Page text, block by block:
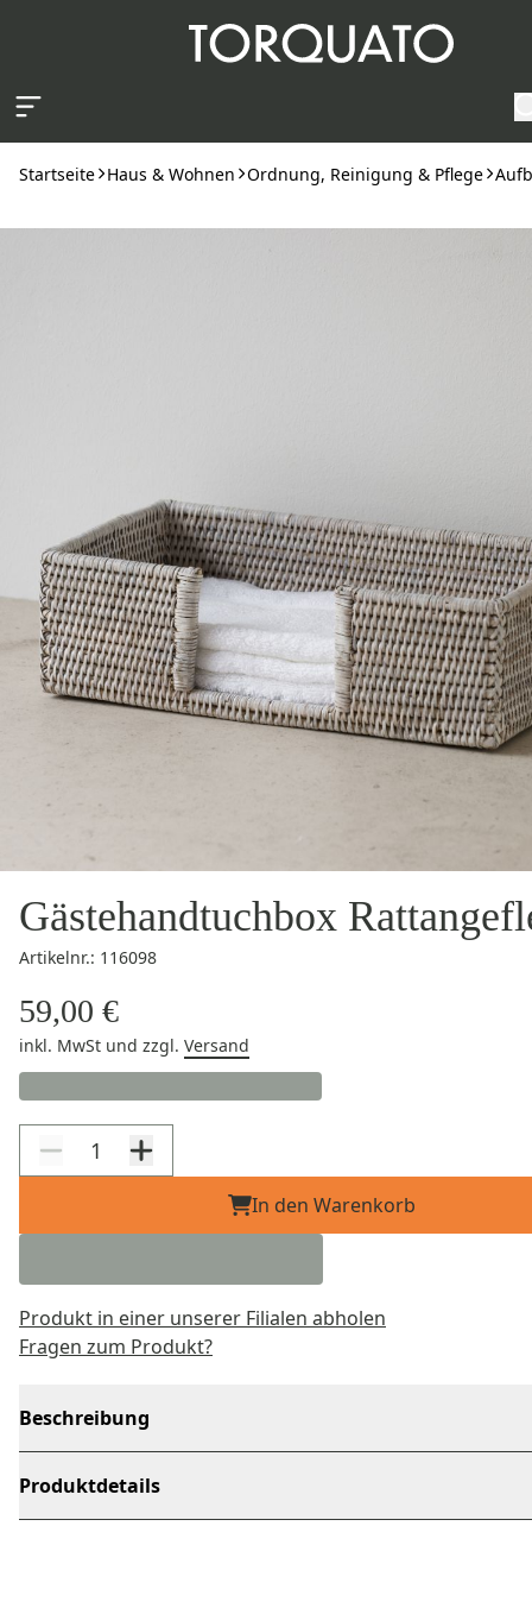
Startseite Haus & Wohnen Ordnung, Reinigung & Pflege
Gästehandtuchbox
Artikelnr.: 116098
59,00 €
inkl. MwSt und zzgl. Versand
In den Warenkorb
Produkt in einer unserer Filialen abholen
Fragen zum Produkt?
Beschreibung
Produktdetails